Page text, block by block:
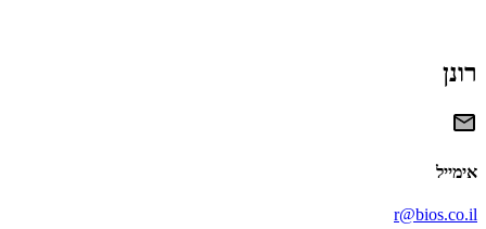
רונן
אימייל
r@bios.co.il